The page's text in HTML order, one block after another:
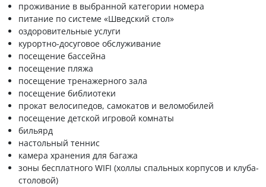
проживание в выбранной категории номера
питание по системе «Шведский стол»
оздоровительные услуги
курортно-досуговое обслуживание
посещение бассейна
посещение пляжа
посещение тренажерного зала
посещение библиотеки
прокат велосипедов, самокатов и веломобилей
посещение детской игровой комнаты
бильярд
настольный теннис
камера хранения для багажа
зоны бесплатного WIFI (холлы спальных корпусов и клуба-
столовой)